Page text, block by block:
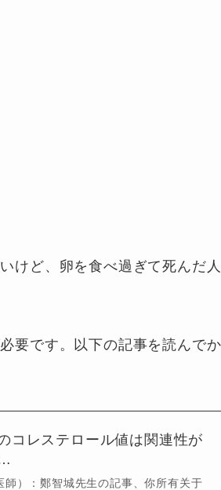
けど、卵を食べ過ぎて死んだ人
要です。以下の記事を読んでか
コレステロール値は関連性が
）：鄭智城先生の記事、你所有关于